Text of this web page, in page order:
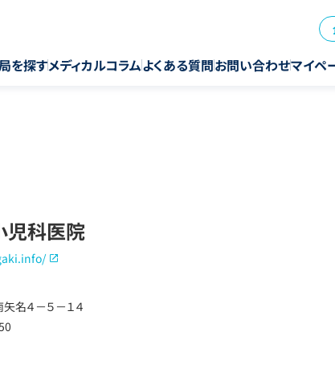
を探すメディカルコラムよくある質問お問い合わせマイペ
児科医院
名４－５－１４